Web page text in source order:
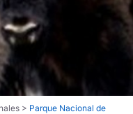
> Parque Nacional de